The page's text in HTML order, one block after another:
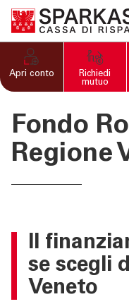
PRIVATI E
"Apre la pagina
Home
Conti
Carte
Assicurazioni
SERVIZI PRIVATI E
Apri conto
Richiedi
mutuo
Fondo
Regione
Il
se scegli
Veneto